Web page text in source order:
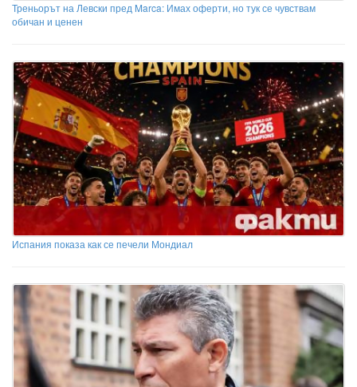
Треньорът на Левски пред Marca: Имах оферти, но тук се чувствам
обичан и ценен
Испания показа как се печели Мондиал